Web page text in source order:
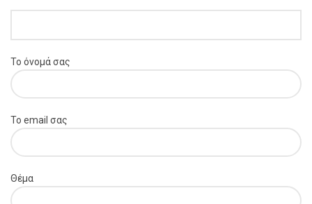
Το όνομά σας
Το email σας
Θέμα